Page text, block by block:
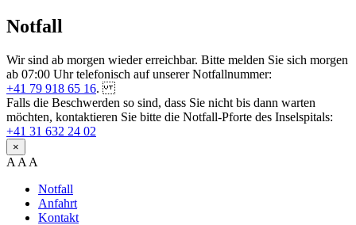
Notfall
Wir sind ab morgen wieder erreichbar. Bitte melden Sie sich morgen
ab 07:00 Uhr telefonisch auf unserer Notfallnummer:
+41 79 918 65 16.
Falls die Beschwerden so sind, dass Sie nicht bis dann warten
möchten, kontaktieren Sie bitte die Notfall-Pforte des Inselspitals:
+41 31 632 24 02
×
A A A
Notfall
Anfahrt
Kontakt